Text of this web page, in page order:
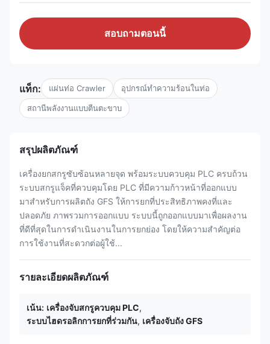
สอบถามตอนนี้
แท็ก: แผ่นท่อ Crawler อุปกรณ์ทําความร้อนในท่อ
สถานีพลังงานแบบตีนตะขาบ
สรุปผลิตภัณฑ์
เครื่องยกสกรูซับซ้อนหลายจุด พร้อมระบบควบคุม PLC ครบถ้วน
ระบบสกรูแจ็คที่ควบคุมโดย PLC ที่มีความก้าวหน้าที่ออกแบบ
มาสําหรับการผลิตถัง GFS ให้การยกที่ประสิทธิภาพคงที่และ
ปลอดภัย ภาพรวมการออกแบบ ระบบนี้ถูกออกแบบมาเพื่อผลงาน
ที่ดีที่สุดในการดําเนินงานในการยกย่อง โดยให้ความสําคัญต่อ
การใช้งานที่สะดวกต่อผู้ใช้...
รายละเอียดผลิตภัณฑ์
เน้น: เครื่องจับสกรูควบคุม PLC,
ระบบไฮดรอลิกการยกที่ร่วมกัน, เครื่องจับถัง GFS